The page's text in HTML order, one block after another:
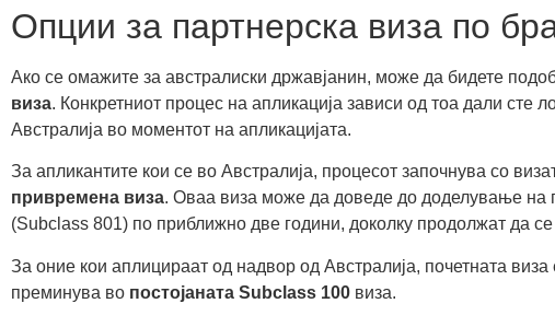
Опции за партнерска виза по
Ако се омажите за австралиски државјанин, може да бидете
виза. Конкретниот процес на апликација зависи од тоа дали сте
Австралија во моментот на апликацијата.
За апликантите кои се во Австралија, процесот започнува со
привремена виза. Оваа виза може да доведе до доделување на
(Subclass 801) по приближно две години, доколку продолжат да
За оние кои аплицираат од надвор од Австралија, почетната виза
преминува во постојаната Subclass 100 виза.